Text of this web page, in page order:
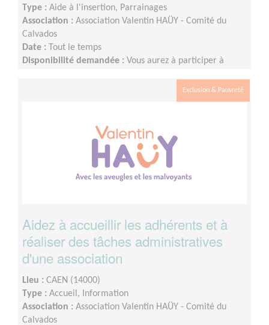
Type : Aide à l'insertion, Parrainages
Association : Association Valentin HAÜY - Comité du
Calvados
Date :
Tout le temps
Disponibilité demandée : Vous aurez à participer à
collectivités locales et à vous rendre sur le terrain pour y
Exclusion & Pauvreté
Aidez à accueillir les adhérents et à
réaliser des tâches administratives
d'une association
Lieu : CAEN (14000)
Type : Accueil, Information
Association : Association Valentin HAÜY - Comité du
Calvados